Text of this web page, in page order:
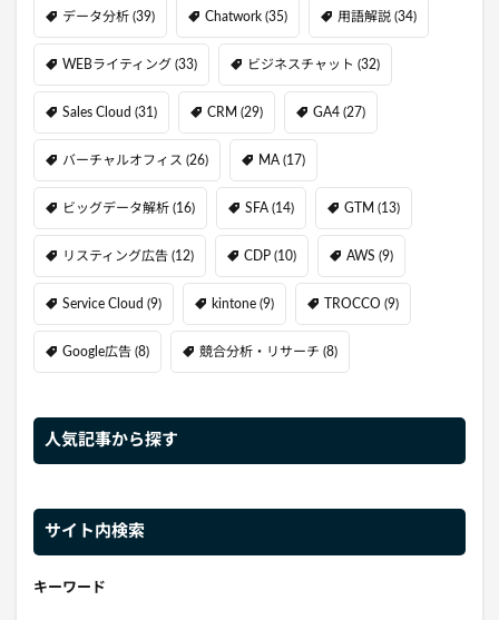
データ分析 (39) Chatwork (35) 用語解説 (34)
WEBライティング (33) ビジネスチャット (32)
Sales Cloud (31) CRM (29) GA4 (27)
バーチャルオフィス (26) MA (17)
ビッグデータ解析 (16) SFA (14) GTM (13)
リスティング広告 (12) CDP (10) AWS (9)
Service Cloud (9) kintone (9) TROCCO (9)
Google広告 (8) 競合分析・リサーチ (8)
人気記事から探す
サイト内検索
キーワード